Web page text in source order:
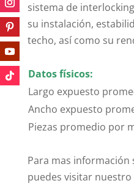
sistema de
su instalación,
techo, así como su
Datos físicos:
Largo expuesto
Ancho expuesto
Piezas promedio por
Para mas información
puedes visitar nuestro